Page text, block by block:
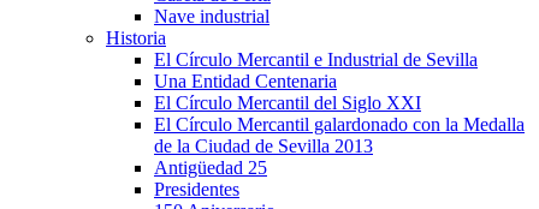
Nave industrial
Historia
El Círculo Mercantil e Industrial de Sevilla
Una Entidad Centenaria
El Círculo Mercantil del Siglo XXI
El Círculo Mercantil galardonado con la Medalla
de la Ciudad de Sevilla 2013
Antigüedad 25
Presidentes